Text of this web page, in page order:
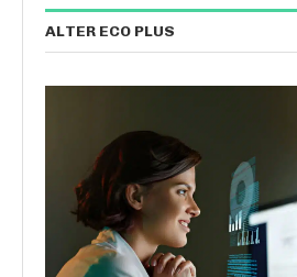
ALTER ECO PLUS